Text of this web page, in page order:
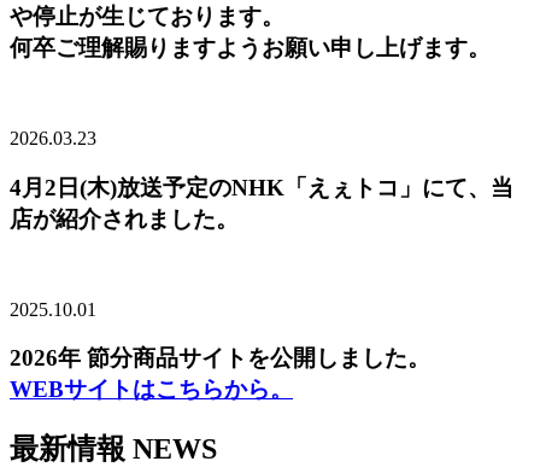
や停止が生じております。
何卒ご理解賜りますようお願い申し上げます。
2026.03.23
4月2日(木)放送予定のNHK「えぇトコ」にて、当
店が紹介されました。
2025.10.01
2026年 節分商品サイトを公開しました。
WEBサイトはこちらから。
最新情報 NEWS